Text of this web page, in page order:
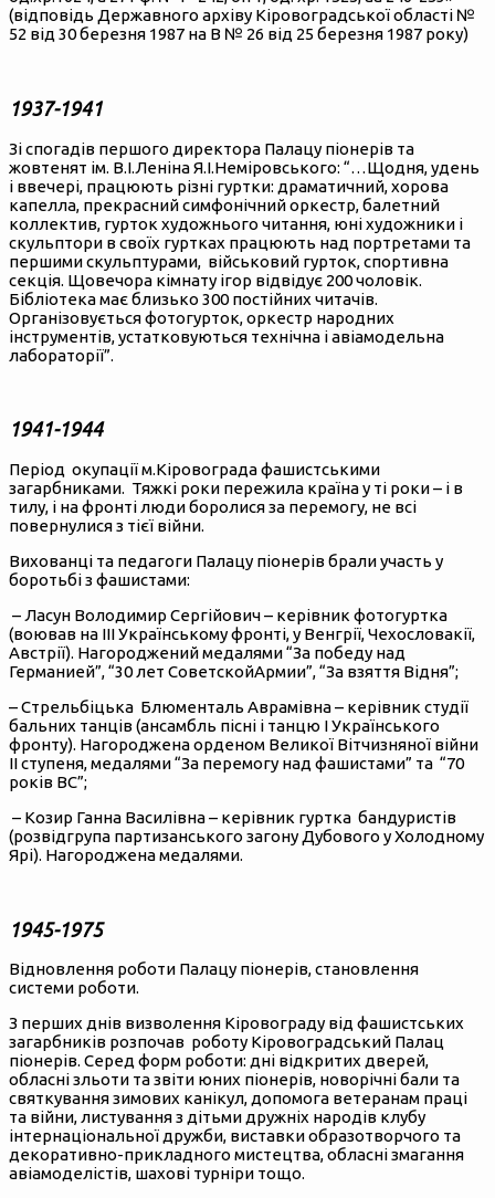
(відповідь Державного архіву Кіровоградської області №
52 від 30 березня 1987 на В № 26 від 25 березня 1987 року)
1937-1941
Зі спогадів першого директора Палацу піонерів та
жовтенят ім. В.І.Леніна Я.І.Неміровського: “…Щодня, удень
і ввечері, працюють різні гуртки: драматичний, хорова
капелла, прекрасний симфонічний оркестр, балетний
коллектив, гурток художнього читання, юні художники і
скульптори в своїх гуртках працюють над портретами та
першими скульптурами, військовий гурток, спортивна
секція. Щовечора кімнату ігор відвідує 200 чоловік.
Бібліотека має близько 300 постійних читачів.
Організовується фотогурток, оркестр народних
інструментів, устатковуються технічна і авіамодельна
лабораторії”.
1941-1944
Період окупації м.Кіровограда фашистськими
загарбниками. Тяжкі роки пережила країна у ті роки – і в
тилу, і на фронті люди боролися за перемогу, не всі
повернулися з тієї війни.
Вихованці та педагоги Палацу піонерів брали участь у
боротьбі з фашистами:
– Ласун Володимир Сергійович – керівник фотогуртка
(воював на ІІІ Українському фронті, у Венгрії, Чехословакії,
Австрії). Нагороджений медалями “За победу над
Германией”, “30 лет СоветскойАрмии”, “За взяття Відня”;
– Стрельбіцька Блюменталь Аврамівна – керівник студії
бальних танців (ансамбль пісні і танцю І Українського
фронту). Нагороджена орденом Великої Вітчизняної війни
ІІ ступеня, медалями “За перемогу над фашистами” та “70
років ВС”;
– Козир Ганна Василівна – керівник гуртка бандуристів
(розвідгрупа партизанського загону Дубового у Холодному
Ярі). Нагороджена медалями.
1945-1975
Відновлення роботи Палацу піонерів, становлення
системи роботи.
З перших днів визволення Кіровограду від фашистських
загарбників розпочав роботу Кіровоградський Палац
піонерів. Серед форм роботи: дні відкритих дверей,
обласні зльоти та звіти юних піонерів, новорічні бали та
святкування зимових канікул, допомога ветеранам праці
та війни, листування з дітьми дружніх народів клубу
інтернаціональної дружби, виставки образотворчого та
декоративно-прикладного мистецтва, обласні змагання
авіамоделістів, шахові турніри тощо.